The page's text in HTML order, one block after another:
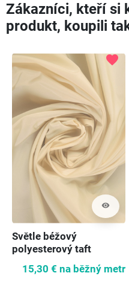
Zákazníci, kteří si
produkt, koupili
visibility
favorite
Světle béžový
polyesterový taft
15,30 € na běžný metr